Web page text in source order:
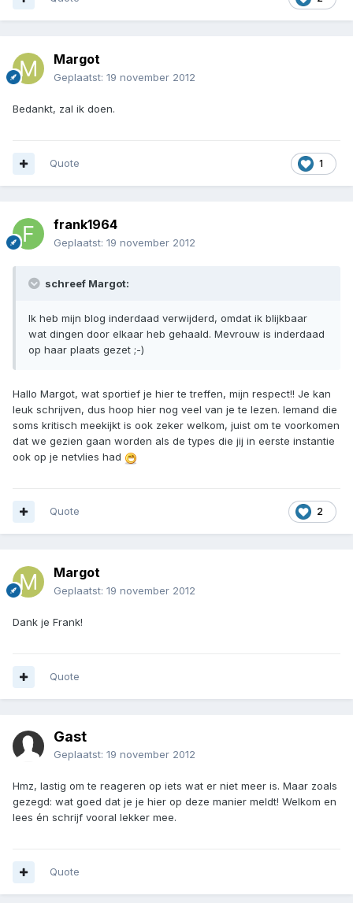
Margot
Geplaatst: 19 november 2012
Bedankt, zal ik doen.
1
Quote
frank1964
Geplaatst: 19 november 2012
schreef Margot:
Ik heb mijn blog inderdaad verwijderd, omdat ik blijkbaar
wat dingen door elkaar heb gehaald. Mevrouw is inderdaad
op haar plaats gezet ;-)
Hallo Margot, wat sportief je hier te treffen, mijn respect!! Je kan
leuk schrijven, dus hoop hier nog veel van je te lezen. Iemand die
soms kritisch meekijkt is ook zeker welkom, juist om te voorkomen
dat we gezien gaan worden als de types die jij in eerste instantie
ook op je netvlies had
2
Quote
Margot
Geplaatst: 19 november 2012
Dank je Frank!
Quote
Gast
Geplaatst: 19 november 2012
Hmz, lastig om te reageren op iets wat er niet meer is. Maar zoals
gezegd: wat goed dat je je hier op deze manier meldt! Welkom en
lees én schrijf vooral lekker mee.
Quote